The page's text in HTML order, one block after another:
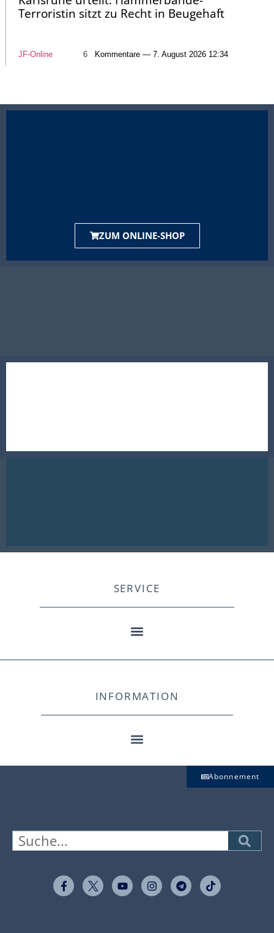
Terroristin sitzt zu Recht in Beugehaft
JF-Online 6 Kommentare — 7. August 2026 12:34
ZUM ONLINE-SHOP
SERVICE
INFORMATION
Abonnement